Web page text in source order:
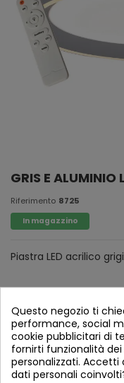
GRIS E ALUMINIO
Riferimento 8725
In magazzino
Piastra LED acrilico
Questo negozio ti
performance, social
cookie pubblicitari di
fornirti funzionalità
personalizzati.
dati personali